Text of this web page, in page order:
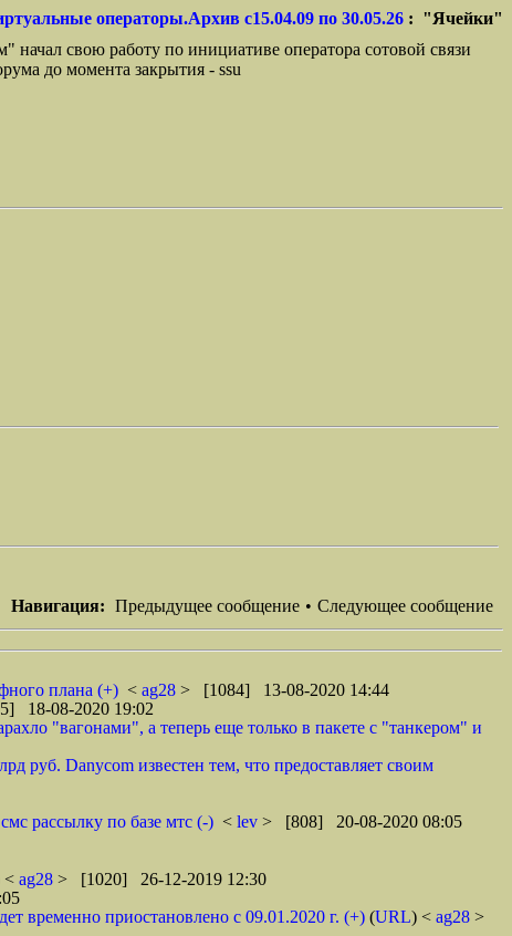
операторы.Архив с15.04.09 по 30.05.26 : "Ячейки"
свою работу по инициативе оператора сотовой связи
до момента закрытия - ssu
Навигация: Предыдущее сообщение • Следующее сообщение
плана (+) < ag28 > [1084] 13-08-2020 14:44
18-08-2020 19:02
"вагонами", а теперь еще только в пакете с "танкером" и
руб. Danycom известен тем, что предоставляет своим
рассылку по базе мтс (-) < lev > [808] 20-08-2020 08:05
< ag28 > [1020] 26-12-2019 12:30
временно приостановлено с 09.01.2020 г. (+) (URL) < ag28 >